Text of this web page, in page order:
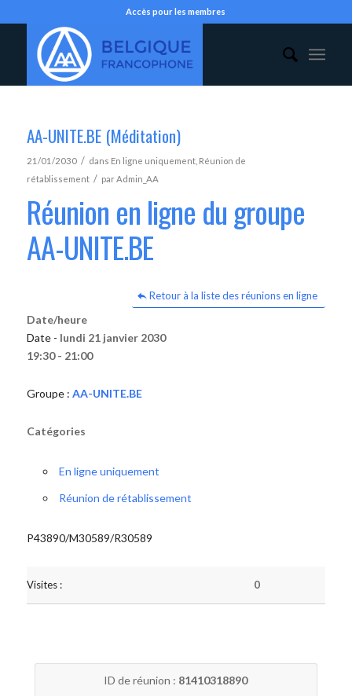
Accès pour les membres
AA-UNITE.BE (Méditation)
21/01/2030 / dans En ligne uniquement, Réunion de
rétablissement / parAdmin_AA
Réunion en ligne du groupe
AA-UNITE.BE
Retour à la liste des réunions en ligne
Date/heure
Date - lundi 21 janvier 2030
19:30 - 21:00
Groupe : AA-UNITE.BE
Catégories
En ligne uniquement
Réunion de rétablissement
P43890/M30589/R30589
Visites : 0
ID de réunion : 81410318890